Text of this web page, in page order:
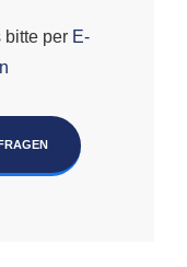
bitte per E-